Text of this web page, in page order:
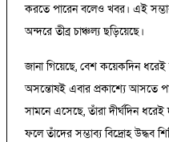
করতে পারেন বলেও খবর। এই
অন্দরে তীব্র চাঞ্চল্য ছড়িয়েছে।
জানা গিয়েছে, বেশ কয়েকদিন
অসন্তোষই এবার প্রকাশ্যে আসতে
সামনে এসেছে, তাঁরা দীর্ঘদিন
ফলে তাঁদের সম্ভাব্য বিদ্রোহ উদ্ধব